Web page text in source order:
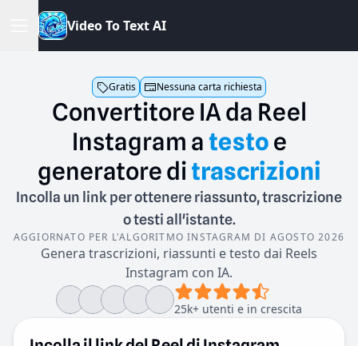
VideoToTextAI
Gratis Nessuna carta richiesta
Convertitore IAda Reel
Instagram a testoe
generatoreditrascrizioni
Incolla un link per ottenere riassunto, trascrizione
o testi all'istante.
AGGIORNATO PER L'ALGORITMO INSTAGRAM DI AGOSTO 2026
Genera trascrizioni, riassunti e testo dai Reels
Instagram con IA.
25k+ utenti e in crescita